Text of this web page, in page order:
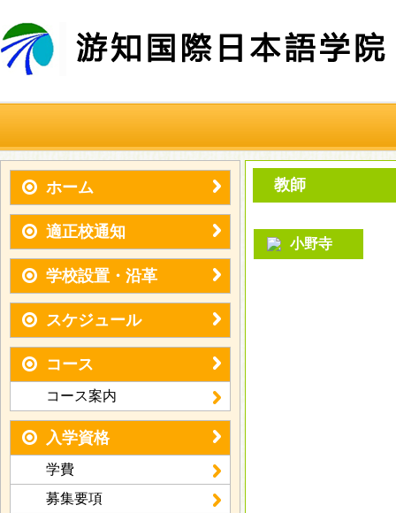
ホーム
適正校通知
学校設置・沿革
スケジュール
コース
コース案内
入学資格
学費
募集要項
教師
小野寺